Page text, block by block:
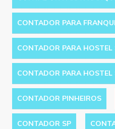
CONTADOR PARA
CONTADOR PARA HOSTEL
CONTADOR PARA HOSTEL
CONTADOR PINHEIROS
CONTADOR SP